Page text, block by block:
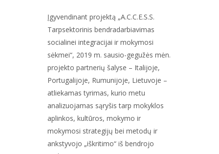
Įgyvendinant projektą „A.C.C.E.S.S.
Tarpsektorinis bendradarbiavimas
socialinei integracijai ir mokymosi
sėkmei“, 2019 m. sausio-gegužės mėn.
projekto partnerių šalyse – Italijoje,
Portugalijoje, Rumunijoje, Lietuvoje –
atliekamas tyrimas, kurio metu
analizuojamas sąryšis tarp mokyklos
aplinkos, kultūros, mokymo ir
mokymosi strategijų bei metodų ir
ankstyvojo „iškritimo“ iš bendrojo